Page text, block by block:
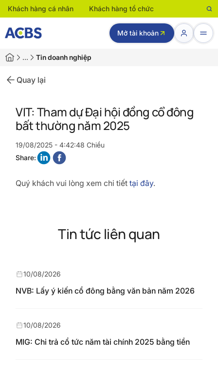
Khách hàng cá nhân Khách hàng tổ chức
Mở tài khoản
… Tin doanh nghiệp
Quay lại
VIT: Tham dự Đại hội đồng cổ đông
bất thường năm 2025
19/08/2025 - 4:42:48 Chiều
Share:
Quý khách vui lòng xem chi tiết tại đây.
Tin tức liên quan
NVB: Lấy ý kiến cổ đông bằng văn bản năm 2026
10/08/2026
MIG: Chi trả cổ tức năm tài chính 2025 bằng tiền
10/08/2026